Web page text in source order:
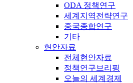
ODA 정책연구
세계지역전략연구
중국종합연구
기타
현안자료
전체현안자료
정책연구브리핑
오늘의 세계경제